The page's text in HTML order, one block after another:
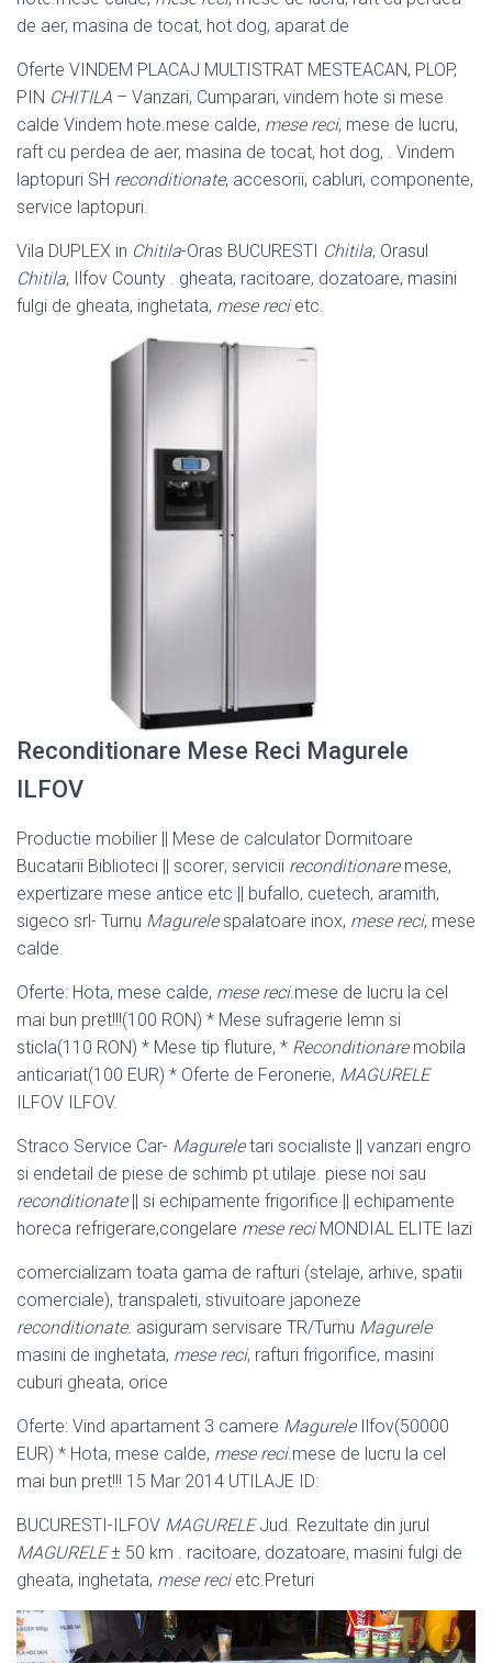
de aer, masina de tocat, hot dog, aparat de
Oferte VINDEM PLACAJ MULTISTRAT MESTEACAN, PLOP,
PIN CHITILA – Vanzari, Cumparari, vindem hote si mese
calde Vindem hote.mese calde, mese reci, mese de lucru,
raft cu perdea de aer, masina de tocat, hot dog, . Vindem
laptopuri SH reconditionate, accesorii, cabluri, componente,
service laptopuri.
Vila DUPLEX in Chitila-Oras BUCURESTI Chitila, Orasul
Chitila, Ilfov County . gheata, racitoare, dozatoare, masini
fulgi de gheata, inghetata, mese recietc.
Reconditionare Mese Reci Magurele
ILFOV
Productie mobilier || Mese de calculator Dormitoare
Bucatarii Biblioteci || scorer, servicii reconditionaremese,
expertizare mese antice etc || bufallo, cuetech, aramith,
sigeco srl- Turnu Magurelespalatoare inox, mese reci, mese
calde.
Oferte: Hota, mese calde, mese reci.mese de lucru la cel
mai bun pret!!!(100 RON) * Mese sufragerie lemn si
sticla(110 RON) * Mese tip fluture, * Reconditionaremobila
anticariat(100 EUR) * Oferte de Feronerie, MAGURELE
ILFOV ILFOV.
Straco Service Car- Magureletari socialiste || vanzari engro
si endetail de piese de schimb pt utilaje. piese noi sau
reconditionate|| si echipamente frigorifice || echipamente
horeca refrigerare,congelare mese reciMONDIAL ELITE lazi
comercializam toata gama de rafturi (stelaje, arhive, spatii
comerciale), transpaleti, stivuitoare japoneze
reconditionate. asiguram servisare TR/Turnu Magurele
masini de inghetata, mese reci, rafturi frigorifice, masini
cuburi gheata, orice
Oferte: Vind apartament 3 camere MagureleIlfov(50000
EUR) * Hota, mese calde, mese reci.mese de lucru la cel
mai bun pret!!! 15 Mar 2014 UTILAJE ID:
BUCURESTI-ILFOV MAGURELEJud. Rezultate din jurul
MAGURELE± 50 km . racitoare, dozatoare, masini fulgi de
gheata, inghetata, mese recietc.Preturi